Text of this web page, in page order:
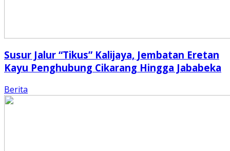
Susur Jalur “Tikus” Kalijaya, Jembatan Eretan
Kayu Penghubung Cikarang Hingga Jababeka
Berita